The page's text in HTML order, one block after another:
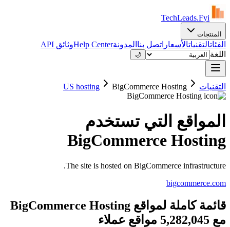
TechLeads.Fyi
المنتجات
الفئاتالتقنياتالأسعار اتصل بنا المدونةHelp Centerوثائق API
اللغة
🌙
التقنيات US hosting BigCommerce Hosting
المواقع التي تستخدم
BigCommerce Hosting
The site is hosted on BigCommerce infrastructure.
bigcommerce.com
قائمة كاملة لمواقع BigCommerce Hosting
مع 5,282,045 مواقع عملاء